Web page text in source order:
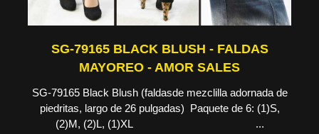
SG-79165 BLACK BLUSH - FALDAS
MAYOREO - AMOR SALES
SG-79165 Black Blush (faldasde mezclilla adornada de
piedritas, largo de 26 pulgadas) Paquete de 6: (1)S,
(2)M, (2)L, (1)XL ...